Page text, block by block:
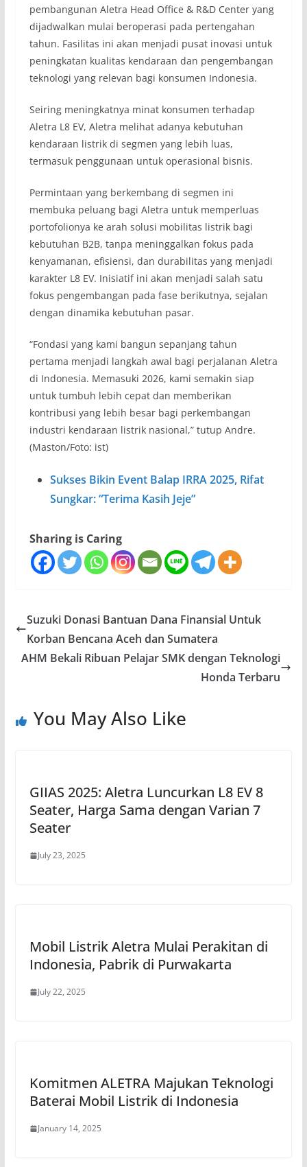
pembangunan Aletra Head Office & R&D Center yang
dijadwalkan mulai beroperasi pada pertengahan
tahun. Fasilitas ini akan menjadi pusat inovasi untuk
peningkatan kualitas kendaraan dan pengembangan
teknologi yang relevan bagi konsumen Indonesia.
Seiring meningkatnya minat konsumen terhadap
Aletra L8 EV, Aletra melihat adanya kebutuhan
kendaraan listrik di segmen yang lebih luas,
termasuk penggunaan untuk operasional bisnis.
Permintaan yang berkembang di segmen ini
membuka peluang bagi Aletra untuk memperluas
portofolionya ke arah solusi mobilitas listrik bagi
kebutuhan B2B, tanpa meninggalkan fokus pada
kenyamanan, efisiensi, dan durabilitas yang menjadi
karakter L8 EV. Inisiatif ini akan menjadi salah satu
fokus pengembangan pada fase berikutnya, sejalan
dengan dinamika kebutuhan pasar.
“Fondasi yang kami bangun sepanjang tahun
pertama menjadi langkah awal bagi perjalanan Aletra
di Indonesia. Memasuki 2026, kami semakin siap
untuk tumbuh lebih cepat dan memberikan
kontribusi yang lebih besar bagi perkembangan
industri kendaraan listrik nasional,” tutup Andre.
(Maston/Foto: ist)
Sukses Bikin Event Balap IRRA 2025, Rifat
Sungkar: “Terima Kasih Jeje”
Sharing is Caring
Suzuki Donasi Bantuan Dana Finansial Untuk
Korban Bencana Aceh dan Sumatera
AHM Bekali Ribuan Pelajar SMK dengan Teknologi
Honda Terbaru
You May Also Like
GIIAS 2025: Aletra Luncurkan L8 EV 8
Seater, Harga Sama dengan Varian 7
Seater
July 23, 2025
Mobil Listrik Aletra Mulai Perakitan di
Indonesia, Pabrik di Purwakarta
July 22, 2025
Komitmen ALETRA Majukan Teknologi
Baterai Mobil Listrik di Indonesia
January 14, 2025